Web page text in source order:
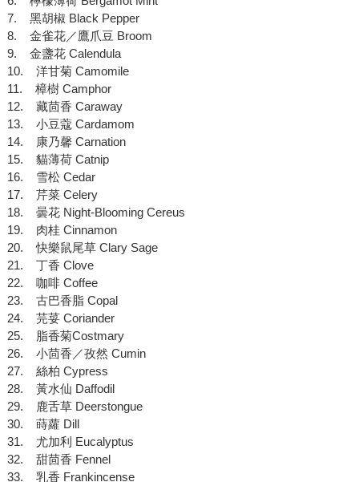
7. 黑胡椒 Black Pepper
8. 金雀花／鷹爪豆 Broom
9. 金盞花 Calendula
10. 洋甘菊 Camomile
11. 樟樹 Camphor
12. 藏茴香 Caraway
13. 小豆蔻 Cardamom
14. 康乃馨 Carnation
15. 貓薄荷 Catnip
16. 雪松 Cedar
17. 芹菜 Celery
18. 曇花 Night-Blooming Cereus
19. 肉桂 Cinnamon
20. 快樂鼠尾草 Clary Sage
21. 丁香 Clove
22. 咖啡 Coffee
23. 古巴香脂 Copal
24. 芫荽 Coriander
25. 脂香菊Costmary
26. 小茴香／孜然 Cumin
27. 絲柏 Cypress
28. 黃水仙 Daffodil
29. 鹿舌草 Deerstongue
30. 蒔蘿 Dill
31. 尤加利 Eucalyptus
32. 甜茴香 Fennel
33. 乳香 Frankincense